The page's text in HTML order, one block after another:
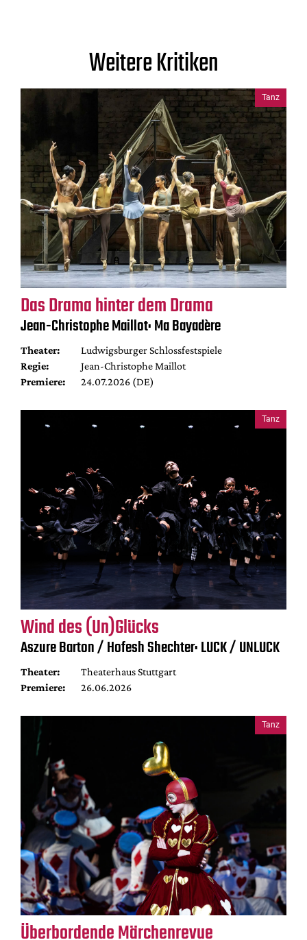
Weitere Kritiken
Tanz
Das Drama hinter dem Drama
Jean-Christophe Maillot: Ma Bayadère
Theater:
Ludwigsburger Schlossfestspiele
Regie:
Jean-Christophe Maillot
Premiere:
24.07.2026 (DE)
Tanz
Wind des (Un)Glücks
Aszure Barton / Hofesh Shechter: LUCK / UNLUCK
Theater:
Theaterhaus Stuttgart
Premiere:
26.06.2026
Tanz
Überbordende Märchenrevue